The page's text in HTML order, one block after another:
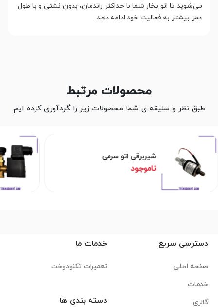
می‌شوید تا اتو بخار شما با حداکثر راندمان، بدون نشتی و با طول
عمر بیشتر به فعالیت خود ادامه دهد.
محصولات مرتبط
طبق نظر و سلیقه ی شما محصولات زیر را گردآوری کرده ایم
شیربرقی اتو سرمی
ناموجود
دسترسی سریع
صفحه اصلی
خدمات
گالری
خدمات ما
تعمیرات تکنودوخت
دسته بندی ها